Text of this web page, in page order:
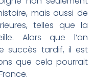
mais aussi de
telles que la
Alors que l’on
succès tardif, il est
que cela pourrait